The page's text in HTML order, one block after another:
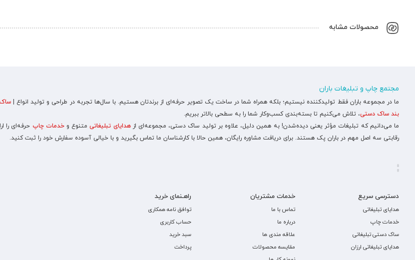
محصولات مشابه
مجتمع چاپ و تبلیغات باران
ما در مجموعه باران فقط تولیدکننده نیستیم؛ بلکه همراه شما در ساخت یک تصویر حرفه‌ای از برندتان هستیم. با سال‌ها تجربه در طراحی و تولید انواع |
بند ساک دستی، تلاش می‌کنیم تا بسته‌بندی کسب‌وکار شما را به سطحی بالاتر ببریم.
ما می‌دانیم که تبلیغات مؤثر یعنی دیده‌شدن! به همین دلیل، علاوه بر تولید ساک دستی، مجموعه‌ای ازهدایای تبلیغاتیمتنوع وخدمات چاپ حرفه‌ای را
رقابتی سه اصل مهم در باران پک هستند. برای دریافت مشاوره رایگان، همین حالا با کارشناسان ما تماس بگیرید و با خیالی آسوده سفارش خود را ثبت کنید.
دسترسی سریع
هدایای تبلیغاتی
خدمات چاپ
ساک دستی تبلیغاتی
هدایای تبلیغاتی ارزان
خدمات مشتریان
تماس با ما
درباره ما
علاقه مندی ها
مقایسه محصولات
راهـنمای خرید
توافق نامه همکاری
حساب کاربری
سبد خرید
پرداخت